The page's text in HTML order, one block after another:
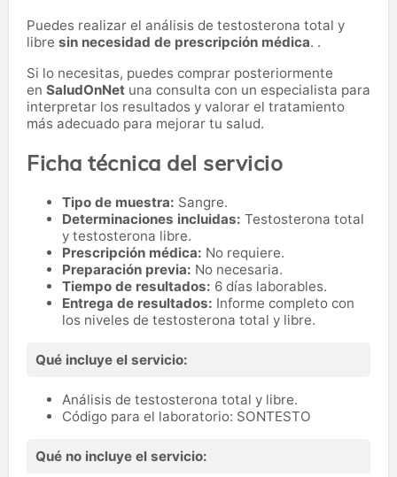
Puedes realizar el análisis de testosterona total y
libre sin necesidad de prescripción médica. .
Si lo necesitas, puedes comprar posteriormente
en SaludOnNet una consulta con un especialista para
interpretar los resultados y valorar el tratamiento
más adecuado para mejorar tu salud.
Ficha técnica del servicio
Tipo de muestra: Sangre.
Determinaciones incluidas: Testosterona total
y testosterona libre.
Prescripción médica: No requiere.
Preparación previa: No necesaria.
Tiempo de resultados: 6 días laborables.
Entrega de resultados: Informe completo con
los niveles de testosterona total y libre.
Qué incluye el servicio:
Análisis de testosterona total y libre.
Código para el laboratorio: SONTESTO
Qué no incluye el servicio: